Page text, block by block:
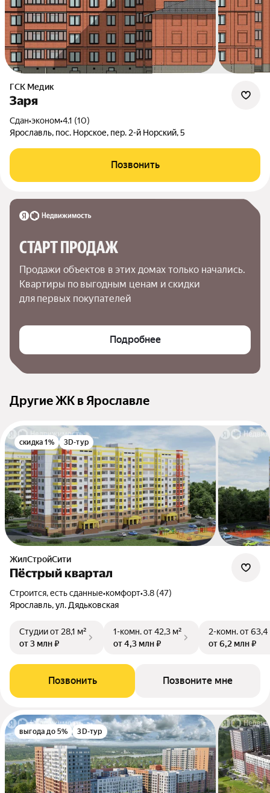
ГСК Медик
Заря
Сдан•эконом•4.1 (10)
Ярославль, пос. Норское, пер. 2-й Норский, 5
Позвонить
СТАРТ ПРОДАЖ
Продажи объектов в этих домах только начались.
Квартиры по выгодным ценам и скидки
для первых покупателей
Подробнее
Другие ЖК в Ярославле
скидка 1% 3D-тур
ЖилСтройСити
Пёстрый квартал
Строится, есть сданные•комфорт•3.8 (47)
Ярославль, ул. Дядьковская
Студииот 28,1 м²
от 3 млн ₽
1-комн.от 42,3 м²
от 4,3 млн ₽
2-комн.от 63,4
от 6,2 млн ₽
Позвонить Позвоните мне
выгода до 5% 3D-тур